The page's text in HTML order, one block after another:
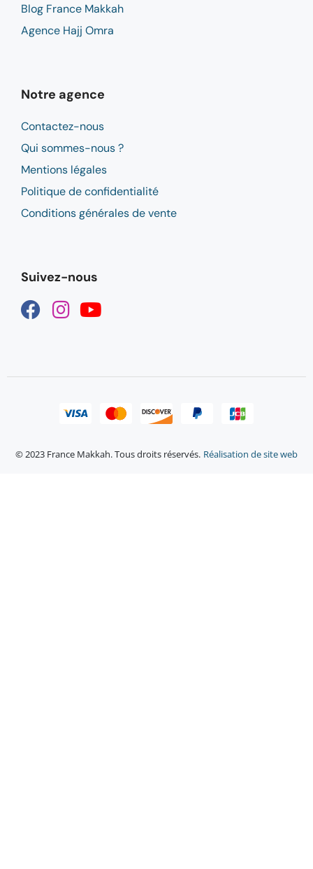
Blog France Makkah
Agence Hajj Omra
Notre agence
Contactez-nous
Qui sommes-nous ?
Mentions légales
Politique de confidentialité
Conditions générales de vente
Suivez-nous
© 2023 France Makkah. Tous droits réservés. Réalisation de site web